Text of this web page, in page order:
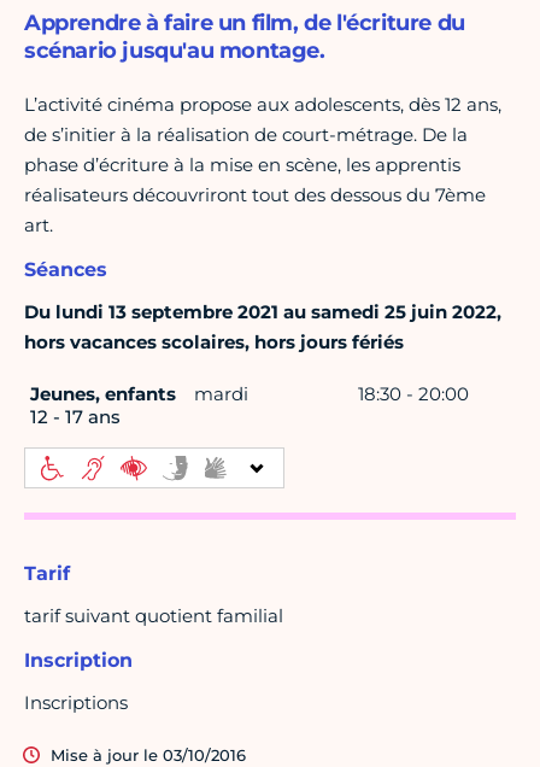
Apprendre à faire un film, de l'écriture du
scénario jusqu'au montage.
L’activité cinéma propose aux adolescents, dès 12 ans,
de s’initier à la réalisation de court-métrage. De la
phase d’écriture à la mise en scène, les apprentis
réalisateurs découvriront tout des dessous du 7ème
art.
Séances
Du lundi 13 septembre 2021 au samedi 25 juin 2022,
hors vacances scolaires, hors jours fériés
Jeunes, enfants
12 - 17 ans
mardi 18:30 - 20:00
Tarif
tarif suivant quotient familial
Inscription
Inscriptions
Mise à jour le 03/10/2016